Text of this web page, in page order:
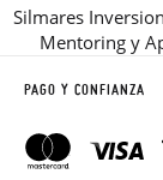
Silmares
Mentoring y
PAGO Y CONFIANZA